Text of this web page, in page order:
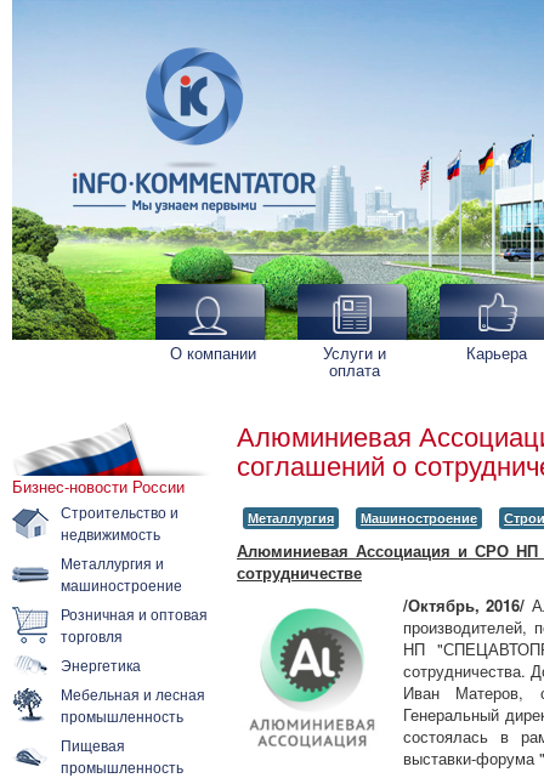
О компании Услуги и
оплата
Карьера
Бизнес-новости России
Строительство и
недвижимость
Металлургия и
машиностроение
Розничная и оптовая
торговля
Энергетика
Мебельная и лесная
промышленность
Пищевая
промышленность
Алюминиевая
соглашений о
Металлургия Машиностроение
Алюминиевая Ассоциация и СРО
сотрудничестве
/Октябрь, 2016/
производителей,
НП
сотрудничества.
Иван
Генеральный
состоялась в
выставки-